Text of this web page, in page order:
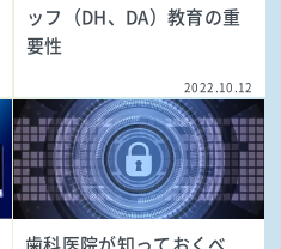
ッフ（DH、DA）教育の重
要性
2022.10.12
歯科医院が知っておくべ